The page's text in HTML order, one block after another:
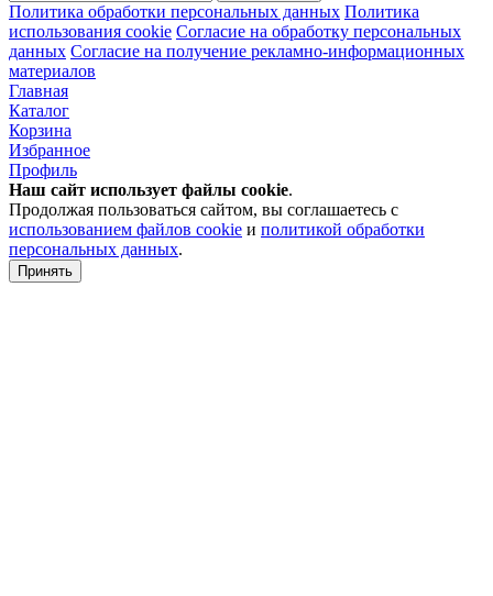
Политика обработки персональных данных Политика
использования cookie Согласие на обработку персональных
данных Согласие на получение рекламно-информационных
материалов
Главная
Каталог
Корзина
Избранное
Профиль
Наш сайт использует файлы cookie.
Продолжая пользоваться сайтом, вы соглашаетесь с
использованием файлов cookie и политикой обработки
персональных данных.
Принять